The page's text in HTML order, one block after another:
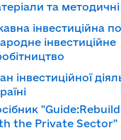
та
інвестиційна
інвестиційне
інвестиційної
the Private Sector"